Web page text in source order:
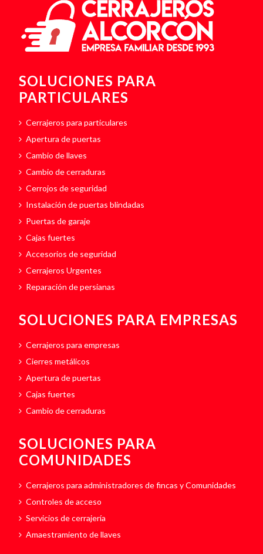
SOLUCIONES PARA
PARTICULARES
Cerrajeros para particulares
Apertura de puertas
Cambio de llaves
Cambio de cerraduras
Cerrojos de seguridad
Instalación de puertas blindadas
Puertas de garaje
Cajas fuertes
Accesorios de seguridad
Cerrajeros Urgentes
Reparación de persianas
SOLUCIONES PARA EMPRESAS
Cerrajeros para empresas
Cierres metálicos
Apertura de puertas
Cajas fuertes
Cambio de cerraduras
SOLUCIONES PARA
COMUNIDADES
Cerrajeros para administradores de fincas y Comunidades
Controles de acceso
Servicios de cerrajería
Amaestramiento de llaves